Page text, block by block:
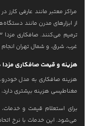
مراکز معتبر مانند عارفی کارز
غرب، شرق، و شمال تهران
هزینه و قیمت صافکاری مزدا
مغناطیسی هزینه بیشتری دارد،
برای استعلام قیمت و خدمات،
می‌شود. این خدمات با نرخ